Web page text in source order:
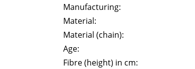
Manufacturing:
Material:
Material (chain):
Age:
Fibre (height) in cm: